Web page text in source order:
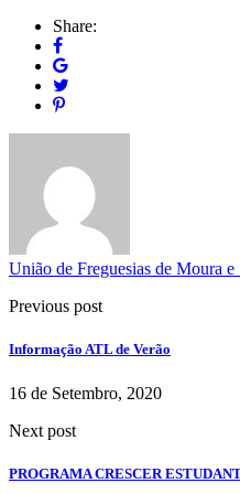
Share:
União de Freguesias de Moura
Previous post
Informação ATL de Verão
16 de Setembro, 2020
Next post
PROGRAMA CRESCER